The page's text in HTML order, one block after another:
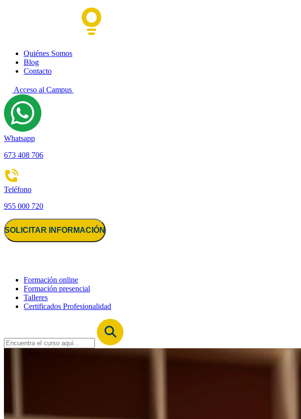
Quiénes Somos
Blog
Contacto
Acceso al Campus
Whatsapp
673 408 706
Teléfono
955 000 720
SOLICITAR INFORMACIÓN
Formación online
Formación presencial
Talleres
Certificados Profesionalidad